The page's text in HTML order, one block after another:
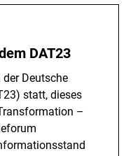
DAT23
Deutsche
statt, dieses
–